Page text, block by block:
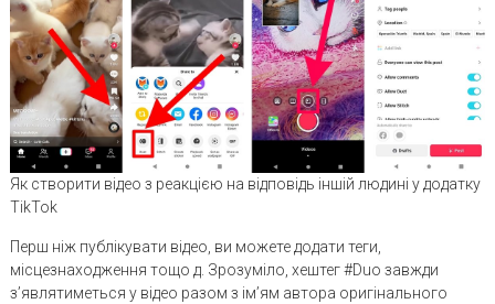
Як створити відео з реакцією на відповідь іншій людині у додатку
TikTok
Перш ніж публікувати відео, ви можете додати теги,
місцезнаходження тощо д. Зрозуміло, хештег #Duo завжди
з’являтиметься у відео разом з ім’ям автора оригінального